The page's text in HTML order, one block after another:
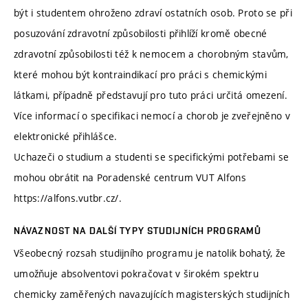
být i studentem ohroženo zdraví ostatních osob. Proto se při
posuzování zdravotní způsobilosti přihlíží kromě obecné
zdravotní způsobilosti též k nemocem a chorobným stavům,
které mohou být kontraindikací pro práci s chemickými
látkami, případně představují pro tuto práci určitá omezení.
Více informací o specifikaci nemocí a chorob je zveřejněno v
elektronické přihlášce.
Uchazeči o studium a studenti se specifickými potřebami se
mohou obrátit na Poradenské centrum VUT Alfons
https://alfons.vutbr.cz/.
NÁVAZNOST NA DALŠÍ TYPY STUDIJNÍCH PROGRAMŮ
Všeobecný rozsah studijního programu je natolik bohatý, že
umožňuje absolventovi pokračovat v širokém spektru
chemicky zaměřených navazujících magisterských studijních